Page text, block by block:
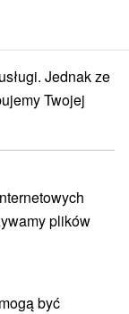
Uličské Krivé
Krivé
Jednak ze
Twojej
plików
być